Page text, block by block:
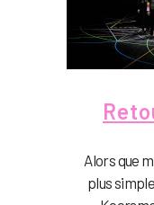
Alors que
plus